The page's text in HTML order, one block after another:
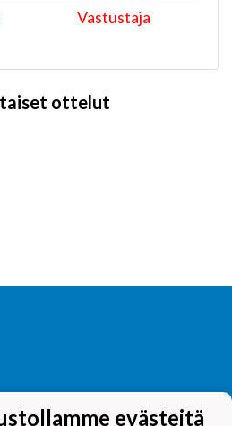
Vastustaja
ottelut
evästeitä